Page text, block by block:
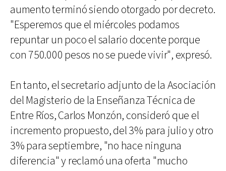
aumento terminó siendo otorgado por decreto.
"Esperemos que el miércoles podamos
repuntar un poco el salario docente porque
con 750.000 pesos no se puede vivir", expresó.
En tanto, el secretario adjunto de la Asociación
del Magisterio de la Enseñanza Técnica de
Entre Ríos, Carlos Monzón, consideró que el
incremento propuesto, del 3% para julio y otro
3% para septiembre, "no hace ninguna
diferencia" y reclamó una oferta "mucho